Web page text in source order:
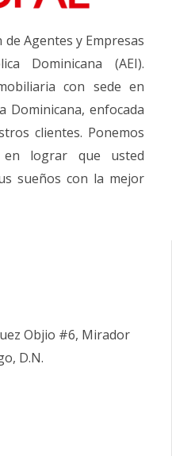
Agentes y Empresas
Dominicana (AEI).
con sede en
Dominicana, enfocada
clientes. Ponemos
lograr que usted
sueños con la mejor
Objio #6, Mirador
D.N.